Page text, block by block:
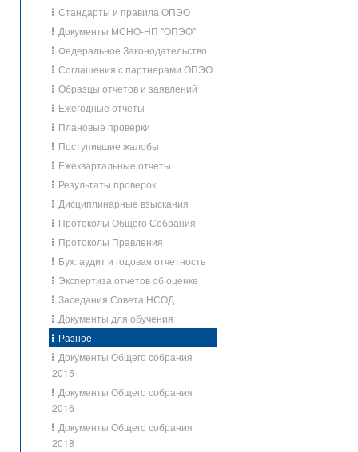
Стандарты и правила ОПЭО
Документы МСНО-НП "ОПЭО"
Федеральное Законодательство
Соглашения с партнерами ОПЭО
Образцы отчетов и заявлений
Ежегодные отчеты
Плановые проверки
Поступившие жалобы
Ежеквартальные отчеты
Результаты проверок
Дисциплинарные взыскания
Протоколы Общего Собрания
Протоколы Правления
Бух. аудит и годовая отчетность
Экспертиза отчетов об оценке
Заседания Совета НСОД
Документы для обучения
Разное
Документы Общего собрания
2015
Документы Общего собрания
2016
Документы Общего собрания
2018